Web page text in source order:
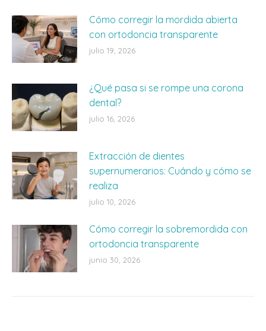
Cómo corregir la mordida abierta
con ortodoncia transparente
julio 19, 2026
¿Qué pasa si se rompe una corona
dental?
julio 16, 2026
Extracción de dientes
supernumerarios: Cuándo y cómo se
realiza
julio 10, 2026
Cómo corregir la sobremordida con
ortodoncia transparente
junio 30, 2026